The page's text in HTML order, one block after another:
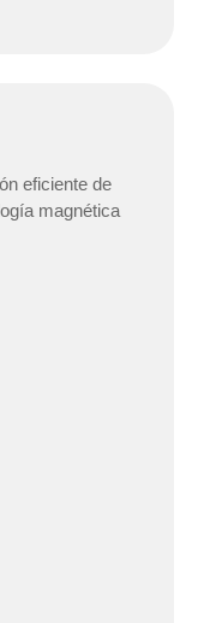
eficiente de
magnética